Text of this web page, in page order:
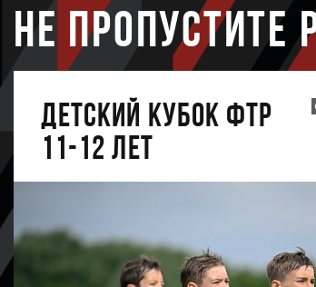
НЕ ПРОПУСТИТЕ
ДЕТСКИЙ КУБОК ФТР
11-12 лет